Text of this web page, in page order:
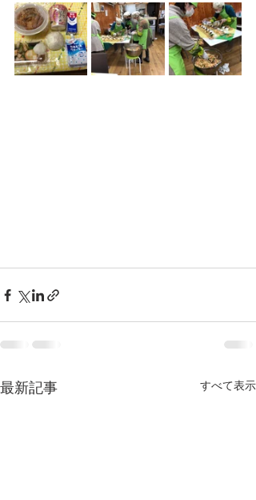
最新記事 すべて表示